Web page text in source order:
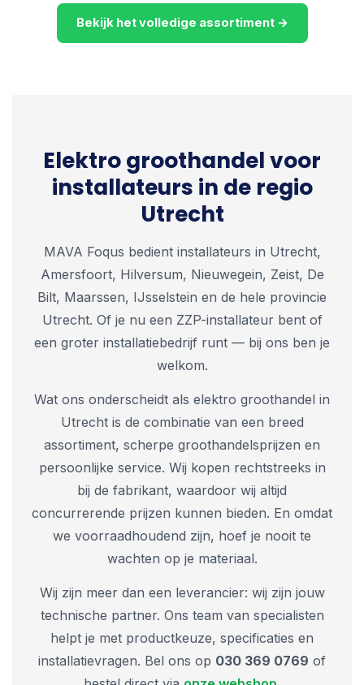
Bekijk het volledige assortiment →
Elektro groothandel voor
installateurs in de regio
Utrecht
MAVA Foqus bedient installateurs in Utrecht,
Amersfoort, Hilversum, Nieuwegein, Zeist, De
Bilt, Maarssen, IJsselstein en de hele provincie
Utrecht. Of je nu een ZZP-installateur bent of
een groter installatiebedrijf runt — bij ons ben je
welkom.
Wat ons onderscheidt als elektro groothandel in
Utrecht is de combinatie van een breed
assortiment, scherpe groothandelsprijzen en
persoonlijke service. Wij kopen rechtstreeks in
bij de fabrikant, waardoor wij altijd
concurrerende prijzen kunnen bieden. En omdat
we voorraadhoudend zijn, hoef je nooit te
wachten op je materiaal.
Wij zijn meer dan een leverancier: wij zijn jouw
technische partner. Ons team van specialisten
helpt je met productkeuze, specificaties en
installatievragen. Bel ons op 030 369 0769 of